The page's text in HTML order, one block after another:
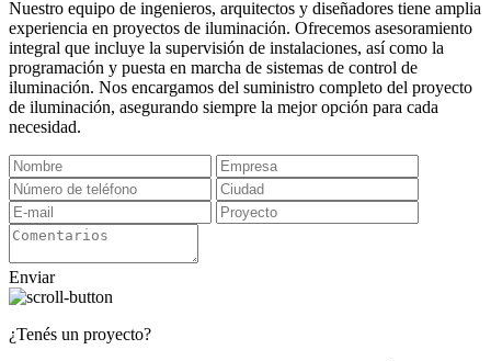
Nuestro equipo de ingenieros, arquitectos y diseñadores tiene amplia
experiencia en proyectos de iluminación. Ofrecemos asesoramiento
integral que incluye la supervisión de instalaciones, así como la
programación y puesta en marcha de sistemas de control de
iluminación. Nos encargamos del suministro completo del proyecto
de iluminación, asegurando siempre la mejor opción para cada
necesidad.
Enviar
¿Tenés un proyecto?